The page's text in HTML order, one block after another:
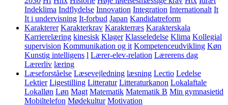
Indeklima Indflydelse Innovation Integration Internationalt It
It i undervisning It-forbud Japan Kandidatreform
Karakterer Karakterkrav Karakterræs Karakterskala
Karrierelæring kinesisk Klager Klasseledelse Klima Kollegial
supervision Kommunikation og it Kompetenceudvikling Køn
Kunstig intelligens l Lærer-elev-relation Lærerens dag
Lærerliv læring
Læseforståelse Læsevejledning læsning Lectio Ledelse
Lektier Ligestilling Litteratur Litteraturkanon Lokalaftale
Lokalløn Løn Magt Matematik Matematik B Min gymnasietid
Mobiltelefon Mødekultur Motivation